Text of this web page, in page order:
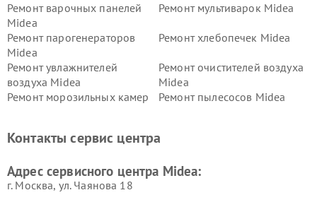
Ремонт варочных панелей
Midea
Ремонт мультиварок Midea
Ремонт парогенераторов
Midea
Ремонт хлебопечек Midea
Ремонт увлажнителей
воздуха Midea
Ремонт очистителей воздуха
Midea
Ремонт морозильных камер
Ремонт пылесосов Midea
пылесосов Midea
Midea
Контакты сервис центра
Адрес сервисного центра Midea:
г. Москва, ул. Чаянова 18